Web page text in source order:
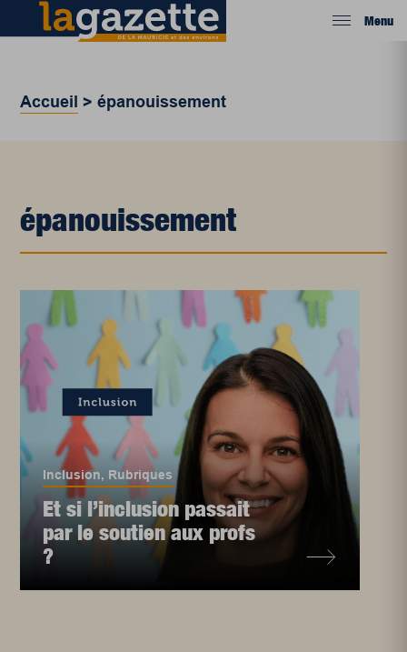
Menu
Accueil >épanouissement
épanouissement
Inclusion, Rubriques
Et si l’inclusion passait
par le soutien aux profs
?